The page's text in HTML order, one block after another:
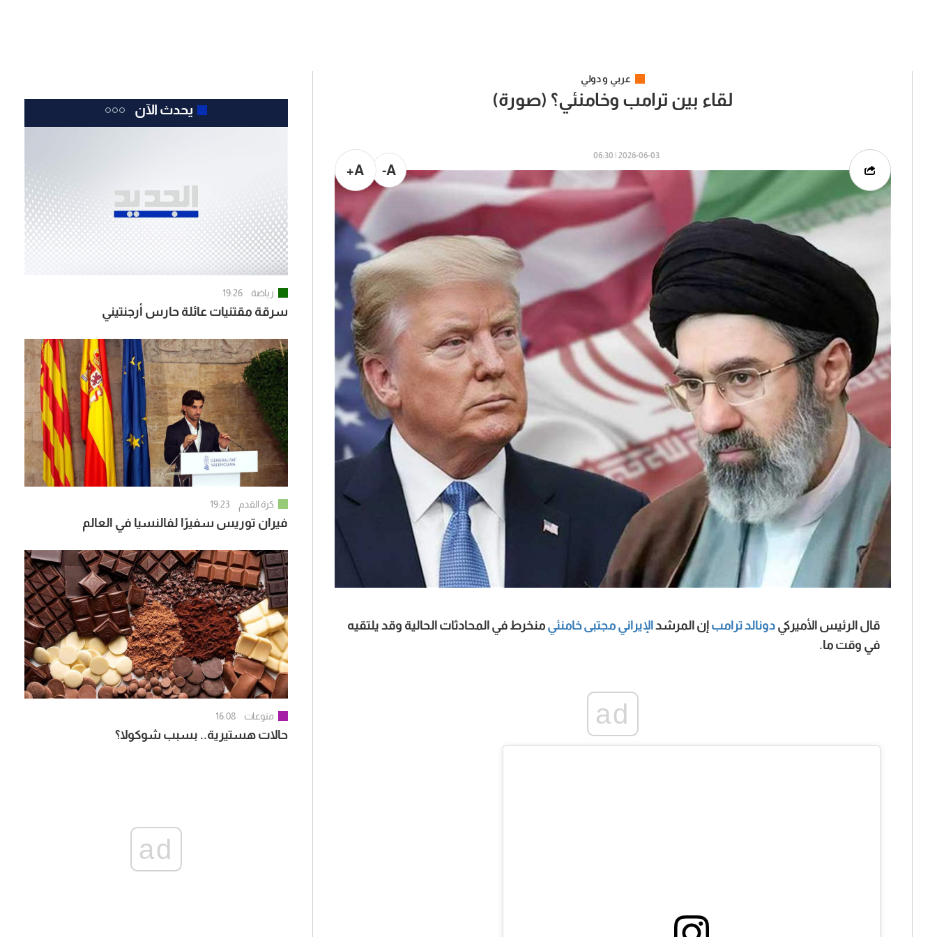
عربي و دولي
لقاء بين ترامب وخامنئي؟ (صورة)
2026-06-03 | 06:30
A-
A+
قال الرئيس الأميركي دونالد ترامب إن المرشدالإيراني مجتبىخامنئي منخرط في المحادثات الحالية وقد يلتقيه
في وقت ما.
ad
يحدث الآن
رياضة 19:26
سرقة مقتنيات عائلة حارس أرجنتيني
كرة القدم 19:23
فيران توريس سفيرًا لفالنسيا في العالم
منوعات 16:08
حالات هستيرية.. بسبب شوكولا؟
ad